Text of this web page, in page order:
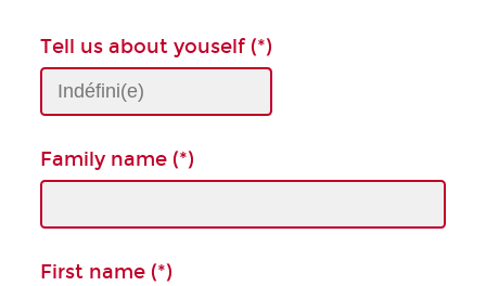
Tell us about youself (*)
Family name (*)
First name (*)